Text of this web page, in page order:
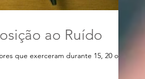
ao Ruído
que exerceram durante 15, 20 ou